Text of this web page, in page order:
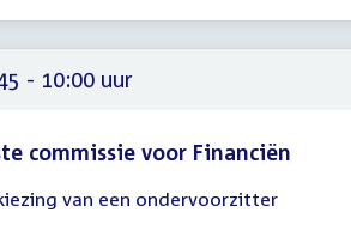
- 10:00 uur
commissie voor Financiën
van een ondervoorzitter